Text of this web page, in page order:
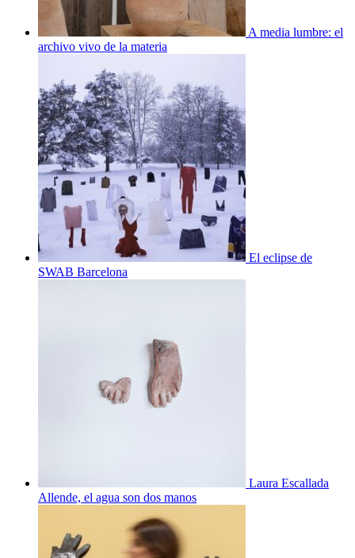
A media lumbre: el
archivo vivo de la materia
El eclipse de
SWAB Barcelona
Laura Escallada
Allende, el agua son dos manos